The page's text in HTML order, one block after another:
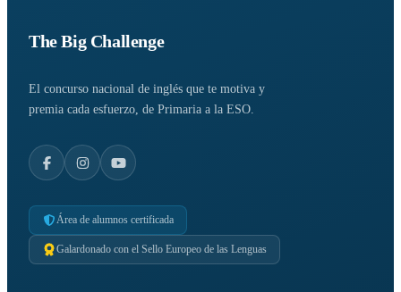
The Big Challenge
El concurso nacional de inglés que te motiva y
premia cada esfuerzo, de Primaria a la ESO.
Área de alumnos certificada
Galardonado con el Sello Europeo de las Lenguas